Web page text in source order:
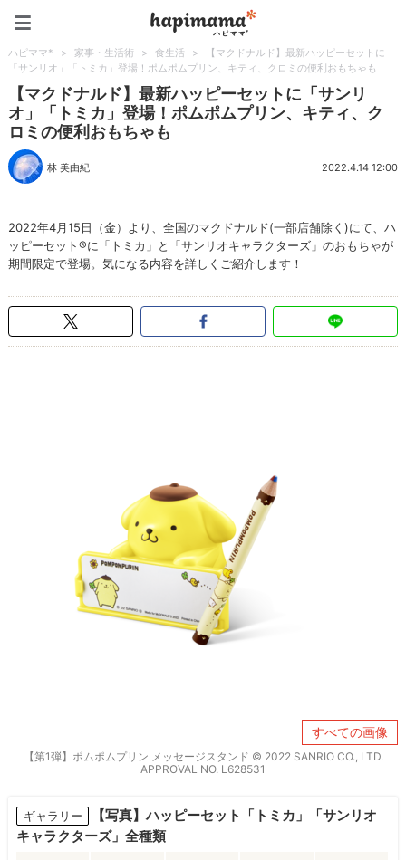
ハピママ* > 家事・生活術 > 食生活 >
【マクドナルド】最新ハッピーセットに
「サンリオ」「トミカ」登場！ポムポムプリン、キティ、クロミの便利おもちゃも
【マクドナルド】最新ハッピーセットに「サンリ
オ」「トミカ」登場！ポムポムプリン、キティ、ク
ロミの便利おもちゃも
林 美由紀 2022.4.14 12:00
2022年4月15日（金）より、全国のマクドナルド(一部店舗除く)にて、ハ
ッピーセット®に「トミカ」と「サンリオキャラクターズ」のおもちゃが
期間限定で登場。気になる内容を詳しくご紹介します！
すべての画像
【第1弾】ポムポムプリン メッセージスタンド © 2022 SANRIO CO., LTD.
APPROVAL NO. L628531
ギャラリー
【写真】ハッピーセット「トミカ」「サンリオ
キャラクターズ」全種類